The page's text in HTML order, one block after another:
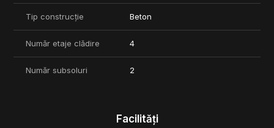
Tip construcție Beton
Număr etaje clădire 4
Număr subsoluri 2
Facilități